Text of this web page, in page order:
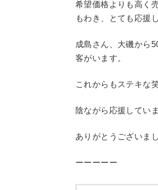
希望価格よりも高く
もわき、とても応援
成島さん、大磯から
客がいます。
これからもステキな
陰ながら応援していま
ありがとうございま
ーーーーー